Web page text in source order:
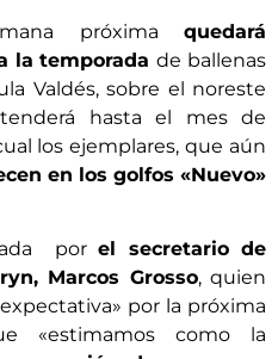
próxima quedará
la temporadade ballenas
Valdés, sobre el noreste
hasta el mes de
los ejemplares, que aún
en los golfos «Nuevo»
porel secretario de
Marcos Grosso, quien
por la próxima
«estimamos como la